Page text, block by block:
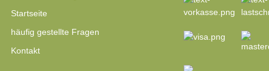
Startseite
häufig gestellte Fragen
Kontakt